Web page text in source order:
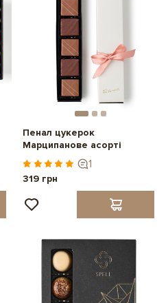
Пенал цукерок
Марципанове асорті
1
319 грн